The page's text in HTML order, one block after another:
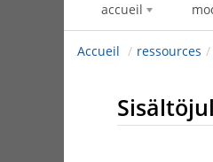
accueil
Accueil / ressources /